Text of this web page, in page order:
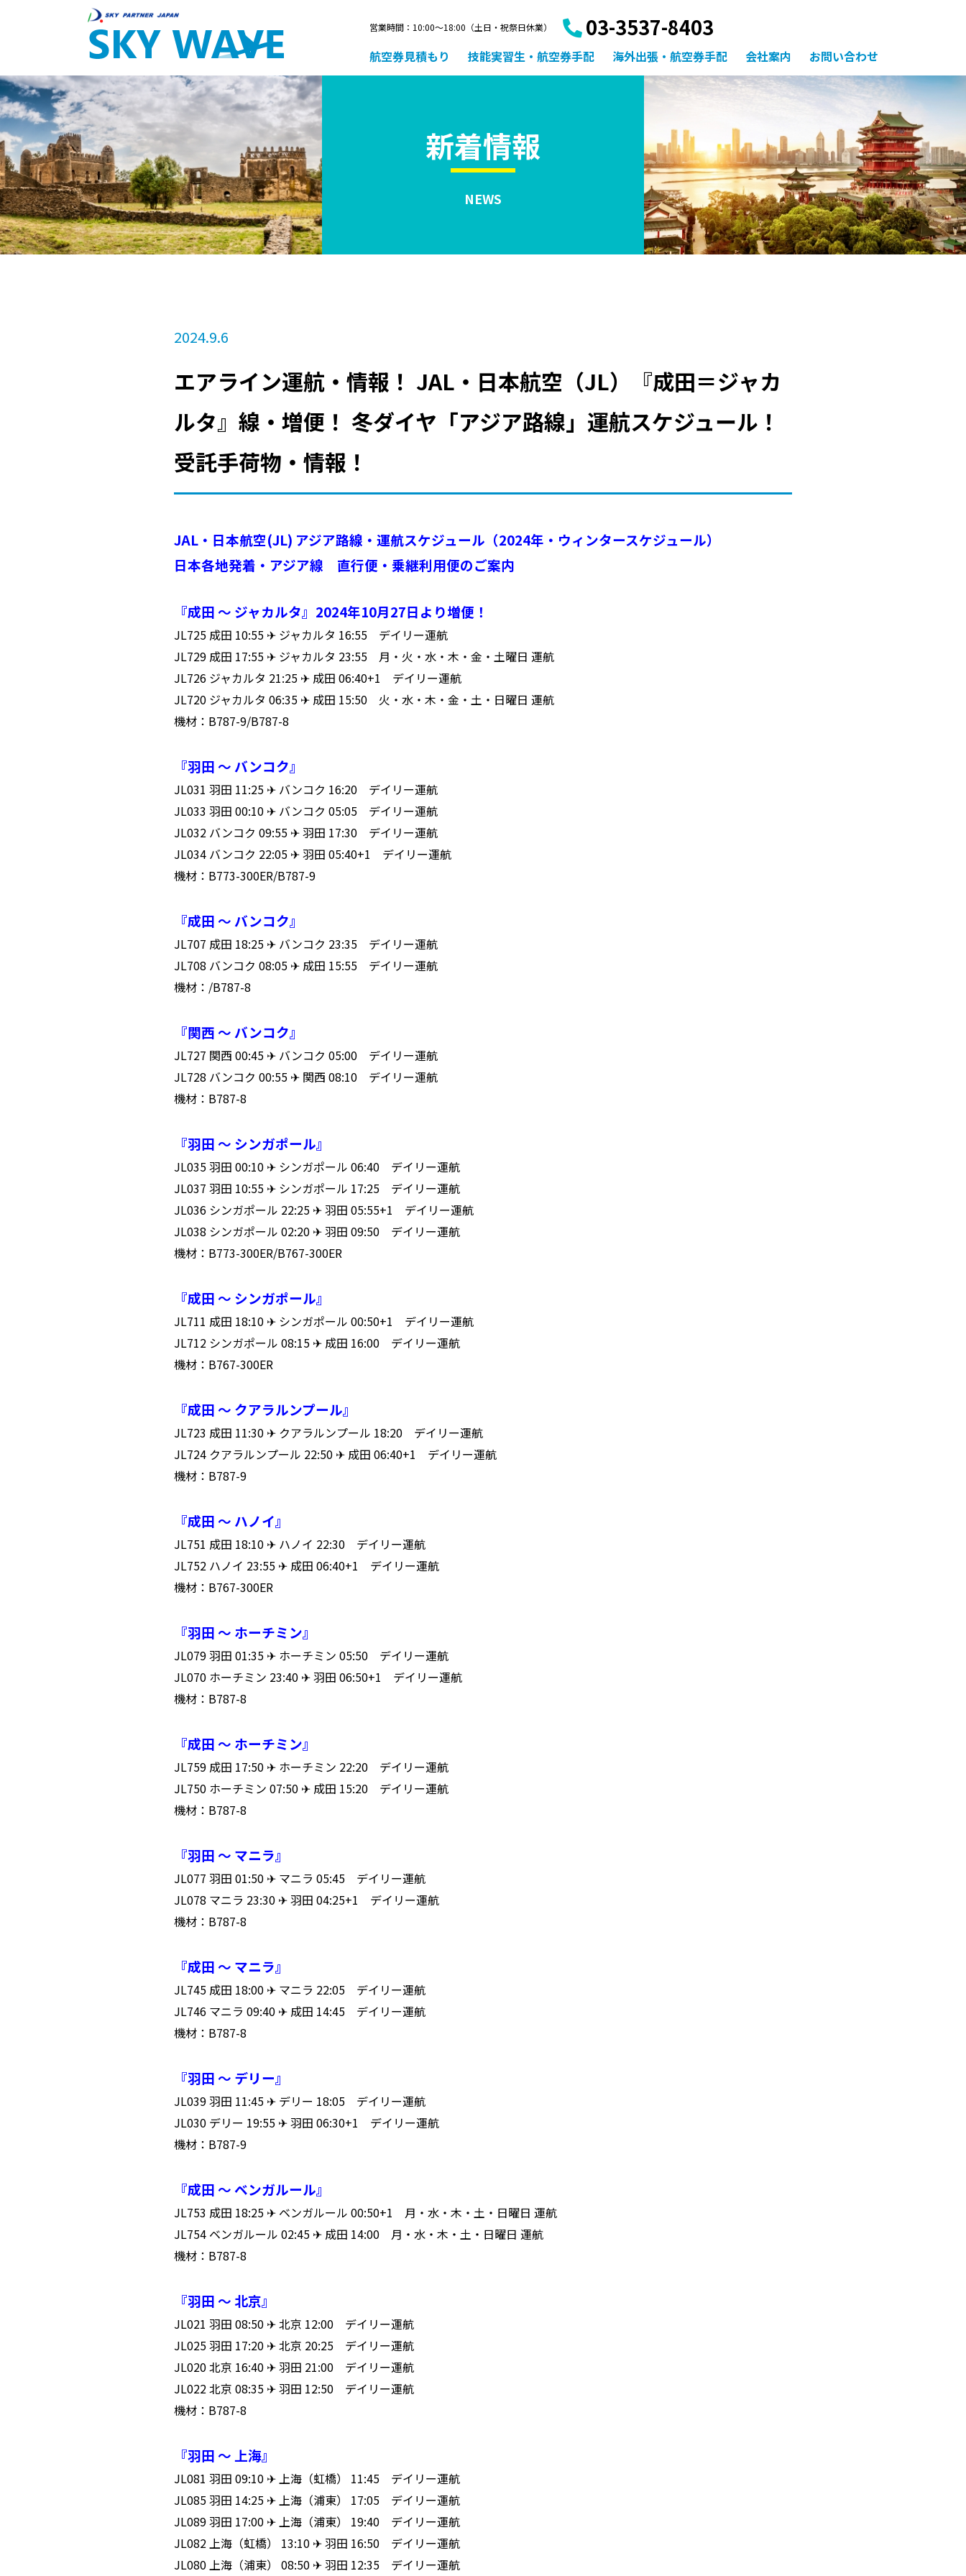
営業時間：10:00〜18:00（土日・祝祭日休業） 03-3537-8403
航空券見積もり 技能実習生・航空券手配 海外出張・航空券手配 会社案内 お問い合わせ
新着情報
NEWS
2024.9.6
エアライン運航・情報！ JAL・日本航空（JL）『成田＝ジャカ
ルタ』線・増便！ 冬ダイヤ「アジア路線」運航スケジュール！
受託手荷物・情報！
JAL・日本航空(JL) アジア路線・運航スケジュール（2024年・ウィンタースケジュール）
日本各地発着・アジア線 直行便・乗継利用便のご案内
『成田 ～ ジャカルタ』2024年10月27日より増便！
JL725 成田 10:55 ✈ ジャカルタ 16:55 デイリー運航
JL729 成田 17:55 ✈ ジャカルタ 23:55 月・火・水・木・金・土曜日 運航
JL726 ジャカルタ 21:25 ✈ 成田 06:40+1 デイリー運航
JL720 ジャカルタ 06:35 ✈ 成田 15:50 火・水・木・金・土・日曜日 運航
機材：B787-9/B787-8
『羽田 ～ バンコク』
JL031 羽田 11:25 ✈ バンコク 16:20 デイリー運航
JL033 羽田 00:10 ✈ バンコク 05:05 デイリー運航
JL032 バンコク 09:55 ✈ 羽田 17:30 デイリー運航
JL034 バンコク 22:05 ✈ 羽田 05:40+1 デイリー運航
機材：B773-300ER/B787-9
『成田 ～ バンコク』
JL707 成田 18:25 ✈ バンコク 23:35 デイリー運航
JL708 バンコク 08:05 ✈ 成田 15:55 デイリー運航
機材：/B787-8
『関西 ～ バンコク』
JL727 関西 00:45 ✈ バンコク 05:00 デイリー運航
JL728 バンコク 00:55 ✈ 関西 08:10 デイリー運航
機材：B787-8
『羽田 ～ シンガポール』
JL035 羽田 00:10 ✈ シンガポール 06:40 デイリー運航
JL037 羽田 10:55 ✈ シンガポール 17:25 デイリー運航
JL036 シンガポール 22:25 ✈ 羽田 05:55+1 デイリー運航
JL038 シンガポール 02:20 ✈ 羽田 09:50 デイリー運航
機材：B773-300ER/B767-300ER
『成田 ～ シンガポール』
JL711 成田 18:10 ✈ シンガポール 00:50+1 デイリー運航
JL712 シンガポール 08:15 ✈ 成田 16:00 デイリー運航
機材：B767-300ER
『成田 ～ クアラルンプール』
JL723 成田 11:30 ✈ クアラルンプール 18:20 デイリー運航
JL724 クアラルンプール 22:50 ✈ 成田 06:40+1 デイリー運航
機材：B787-9
『成田 ～ ハノイ』
JL751 成田 18:10 ✈ ハノイ 22:30 デイリー運航
JL752 ハノイ 23:55 ✈ 成田 06:40+1 デイリー運航
機材：B767-300ER
『羽田 ～ ホーチミン』
JL079 羽田 01:35 ✈ ホーチミン 05:50 デイリー運航
JL070 ホーチミン 23:40 ✈ 羽田 06:50+1 デイリー運航
機材：B787-8
『成田 ～ ホーチミン』
JL759 成田 17:50 ✈ ホーチミン 22:20 デイリー運航
JL750 ホーチミン 07:50 ✈ 成田 15:20 デイリー運航
機材：B787-8
『羽田 ～ マニラ』
JL077 羽田 01:50 ✈ マニラ 05:45 デイリー運航
JL078 マニラ 23:30 ✈ 羽田 04:25+1 デイリー運航
機材：B787-8
『成田 ～ マニラ』
JL745 成田 18:00 ✈ マニラ 22:05 デイリー運航
JL746 マニラ 09:40 ✈ 成田 14:45 デイリー運航
機材：B787-8
『羽田 ～ デリー』
JL039 羽田 11:45 ✈ デリー 18:05 デイリー運航
JL030 デリー 19:55 ✈ 羽田 06:30+1 デイリー運航
機材：B787-9
『成田 ～ ベンガルール』
JL753 成田 18:25 ✈ ベンガルール 00:50+1 月・水・木・土・日曜日 運航
JL754 ベンガルール 02:45 ✈ 成田 14:00 月・水・木・土・日曜日 運航
機材：B787-8
『羽田 ～ 北京』
JL021 羽田 08:50 ✈ 北京 12:00 デイリー運航
JL025 羽田 17:20 ✈ 北京 20:25 デイリー運航
JL020 北京 16:40 ✈ 羽田 21:00 デイリー運航
JL022 北京 08:35 ✈ 羽田 12:50 デイリー運航
機材：B787-8
『羽田 ～ 上海』
JL081 羽田 09:10 ✈ 上海（虹橋） 11:45 デイリー運航
JL085 羽田 14:25 ✈ 上海（浦東） 17:05 デイリー運航
JL089 羽田 17:00 ✈ 上海（浦東） 19:40 デイリー運航
JL082 上海（虹橋） 13:10 ✈ 羽田 16:50 デイリー運航
JL080 上海（浦東） 08:50 ✈ 羽田 12:35 デイリー運航